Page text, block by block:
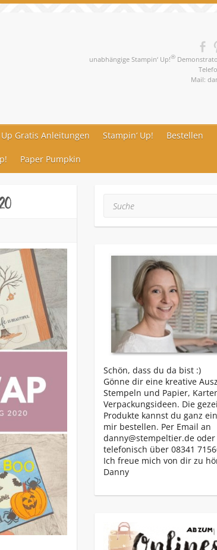
unabhängige Stampin‘ Up!®
Mail:
Gratis Anleitungen Stampin‘ Up! Bestellen
Paper Pumpkin
Schön, dass du da bist :)
Gönne dir eine kreative
Stempeln und Papier,
Verpackungsideen. Die
Produkte kannst du ganz
mir bestellen. Per Email an
danny@stempeltier.de
telefonisch über 08341
Ich freue mich von dir zu
Danny